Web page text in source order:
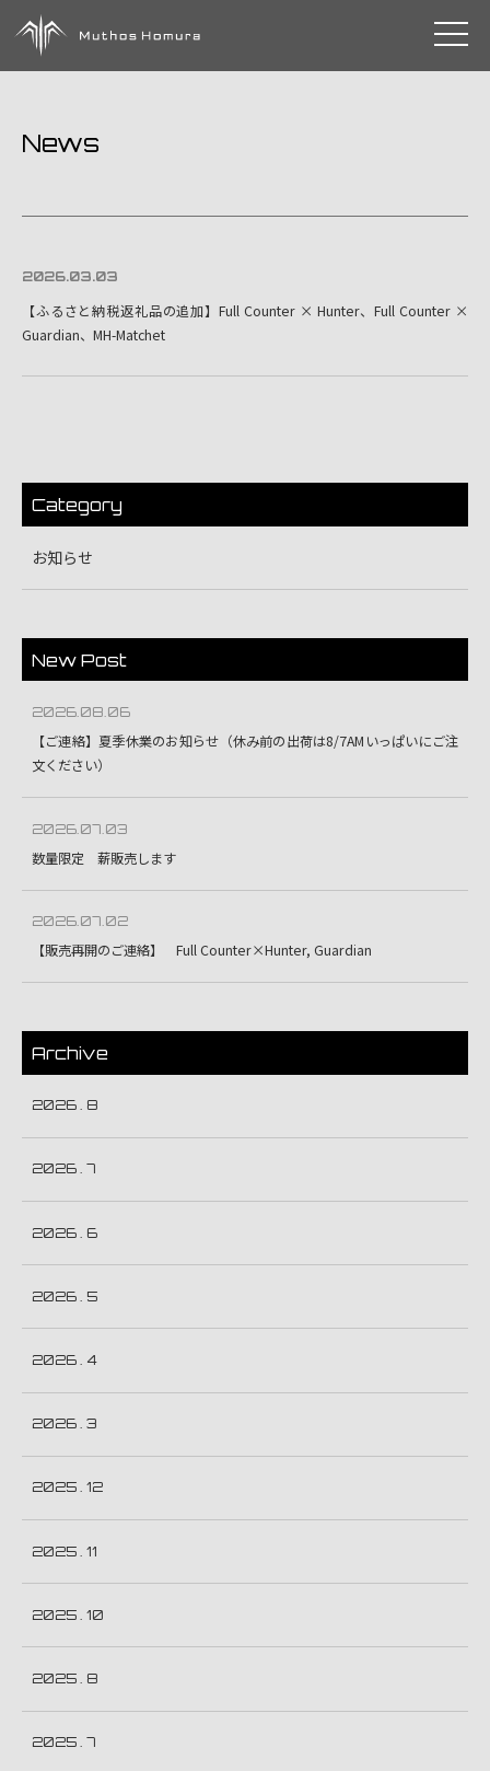
toggle
News
2026.03.03
【ふるさと納税返礼品の追加】Full Counter × Hunter、Full Counter ×
Guardian、MH-Matchet
Category
お知らせ
New Post
2026.08.06
【ご連絡】夏季休業のお知らせ（休み前の出荷は8/7AMいっぱいにご注
文ください）
2026.07.03
数量限定 薪販売します
2026.07.02
【販売再開のご連絡】 Full Counter×Hunter, Guardian
Archive
2026 . 8
2026 . 7
2026 . 6
2026 . 5
2026 . 4
2026 . 3
2025 . 12
2025 . 11
2025 . 10
2025 . 8
2025 . 7